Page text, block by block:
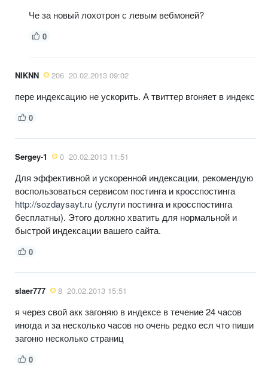
Че за новый лохотрон с левым вебмоней?
0
NIKNN 206 20.02.2013 09:02
пере индексацию не ускорить. А твиттер вгоняет в индекс
0
Sergey-1 0 20.02.2013 11:51
Для эффективной и ускоренной индексации, рекомендую
воспользоваться сервисом постинга и кросспостинга
http://sozdaysayt.ru (услуги постинга и кросспостинга
бесплатны). Этого должно хватить для нормальной и
быстрой индексации вашего сайта.
0
slaer777 8 20.02.2013 15:51
я через свой акк загоняю в индексе в течение 24 часов
иногда и за несколько часов но очень редко есл что пиши
загоню несколько страниц
0